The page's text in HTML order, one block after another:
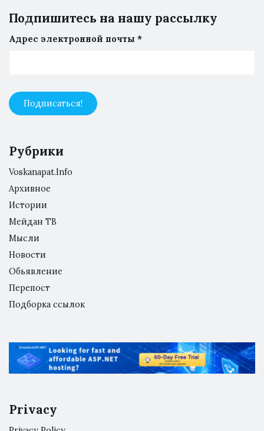
Подпишитесь на нашу рассылку
Адрес электронной почты *
Рубрики
Voskanapat.Info
Архивное
Истории
Мейдан ТВ
Мысли
Новости
Обьявление
Перепост
Подборка ссылок
Privacy